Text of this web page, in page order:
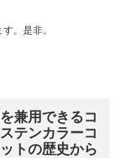
。是非。
兼用できるコ
テンカラーコ
トの歴史から